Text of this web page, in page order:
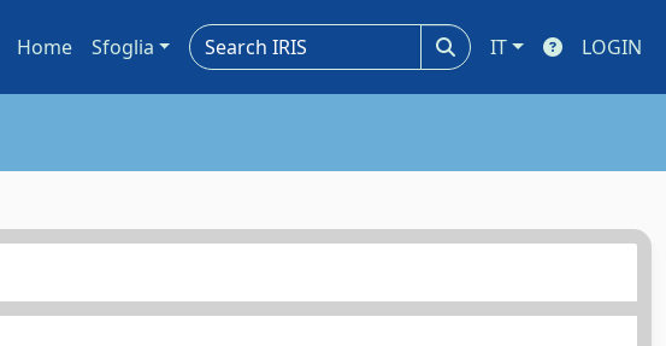
Home Sfoglia IT LOGIN